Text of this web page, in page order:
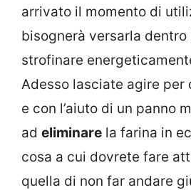
arrivato il momento di
bisognerà versarla dentro
strofinare
Adesso lasciate agire per
e con l’aiuto di un panno
ad eliminare la farina in
cosa a cui dovrete fare
quella di non far andare